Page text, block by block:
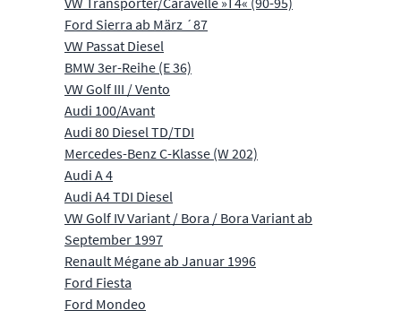
Ford Sierra ab März ´87
VW Passat Diesel
BMW 3er-Reihe (E 36)
VW Golf III / Vento
Audi 100/Avant
Audi 80 Diesel TD/TDI
Mercedes-Benz C-Klasse (W 202)
Audi A 4
Audi A4 TDI Diesel
VW Golf IV Variant / Bora / Bora Variant ab
September 1997
Renault Mégane ab Januar 1996
Ford Fiesta
Ford Mondeo